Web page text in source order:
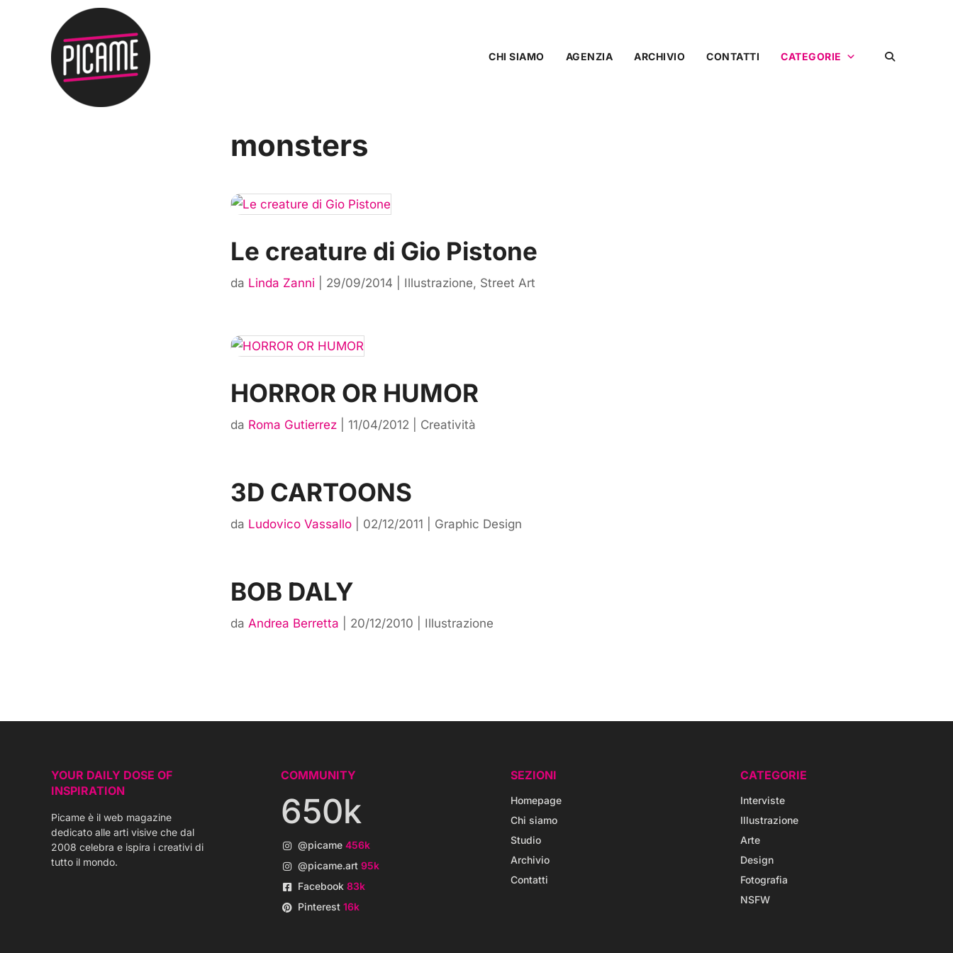
CHI SIAMO AGENZIA ARCHIVIO CONTATTI CATEGORIE
monsters
Le creature di Gio Pistone
da Linda Zanni 29/09/2014 Illustrazione, Street Art
HORROR OR HUMOR
da Roma Gutierrez |11/04/2012 Creatività
3D CARTOONS
da Ludovico Vassallo 02/12/2011 Graphic Design
BOB DALY
daAndrea Berretta 20/12/2010 Illustrazione
YOUR DAILY DOSE OF
INSPIRATION
Picame è il web magazine
dedicato alle arti visive che dal
2008 celebra e ispira i creativi di
tutto il mondo.
COMMUNITY
650k
@picame 456k
@picame.art 95k
Facebook 83k
Pinterest 16k
SEZIONI
Homepage
Chi siamo
Studio
Archivio
Contatti
CATEGORIE
Interviste
Illustrazione
Arte
Design
Fotografia
NSFW